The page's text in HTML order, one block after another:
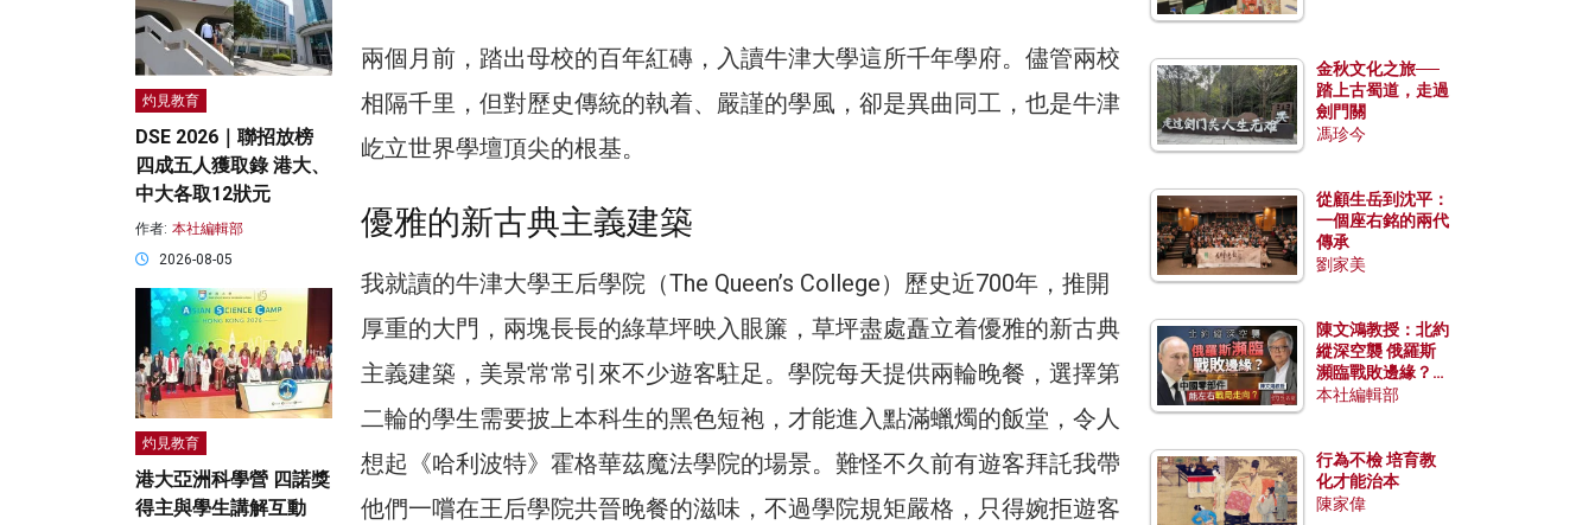
兩個月前，踏出母校的百年紅磚，入讀牛津大學這所千年學府。儘管兩校
相隔千里，但對歷史傳統的執着、嚴謹的學風，卻是異曲同工，也是牛津
屹立世界學壇頂尖的根基。
優雅的新古典主義建築
我就讀的牛津大學王后學院（The Queen’s College）歷史近700年，推開
厚重的大門，兩塊長長的綠草坪映入眼簾，草坪盡處矗立着優雅的新古典
主義建築，美景常常引來不少遊客駐足。學院每天提供兩輪晚餐，選擇第
二輪的學生需要披上本科生的黑色短袍，才能進入點滿蠟燭的飯堂，令人
想起《哈利波特》霍格華茲魔法學院的場景。難怪不久前有遊客拜託我帶
他們一嚐在王后學院共晉晚餐的滋味，不過學院規矩嚴格，只得婉拒遊客
灼見教育
DSE 2026｜聯招放榜
四成五人獲取錄 港大、
中大各取12狀元
作者: 本社編輯部
2026-08-05
灼見教育
港大亞洲科學營 四諾獎
得主與學生講解互動
金秋文化之旅──
踏上古蜀道，走過
劍門關
馮珍今
從顧生岳到沈平：
一個座右銘的兩代
傳承
劉家美
陳文鴻教授：北約
縱深空襲 俄羅斯
瀕臨戰敗邊緣？中
國零部件能左右戰
本社編輯部
行為不檢 培育教
化才能治本
陳家偉